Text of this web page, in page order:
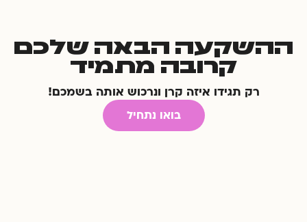
ההשקעה הבאה שלכם
קרובה מתמיד
רק תגידו איזה קרן ונרכוש אותה בשמכם!
בואו נתחיל